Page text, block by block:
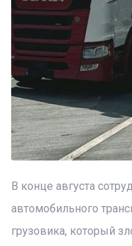
В конце августа
автомобильного
грузовика, который